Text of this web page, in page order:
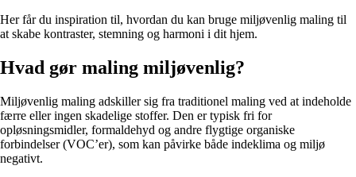
Her får du inspiration til, hvordan du kan bruge miljøvenlig maling til
at skabe kontraster, stemning og harmoni i dit hjem.
Hvad gør maling miljøvenlig?
Miljøvenlig maling adskiller sig fra traditionel maling ved at indeholde
færre eller ingen skadelige stoffer. Den er typisk fri for
opløsningsmidler, formaldehyd og andre flygtige organiske
forbindelser (VOC’er), som kan påvirke både indeklima og miljø
negativt.